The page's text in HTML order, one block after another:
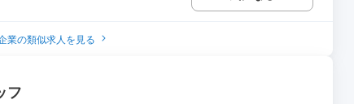
業の類似求人を見る
フ